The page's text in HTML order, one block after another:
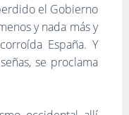
el Gobierno
y nada más y
España. Y
se proclama